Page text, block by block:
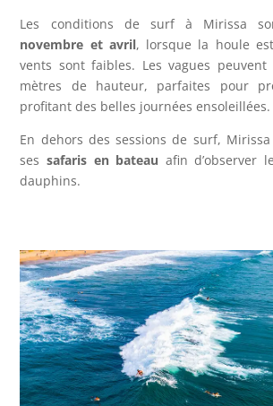
Les conditions de surf à Mirissa
novembre et avril, lorsque la houle
vents sont faibles. Les vagues
mètres de hauteur, parfaites pour
profitant des belles journées ensoleillées.
En dehors des sessions de surf,
ses safaris en bateau afin d’observer
dauphins.